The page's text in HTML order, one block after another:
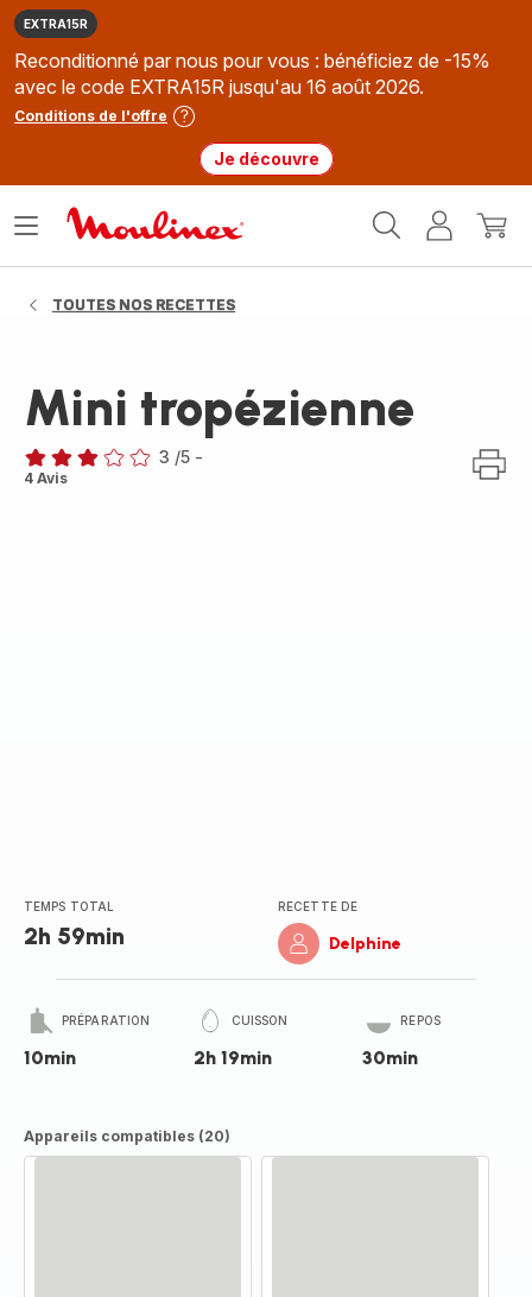
EXTRA15R
Reconditionné par nous pour vous : bénéficiez de -15%
avec le code EXTRA15R jusqu'au 16 août 2026.
Conditions de l'offre
Je découvre
MonMon
Ouvrir
TOUTES NOS RECETTES
Mini tropézienne
Avis
3 /5 -
4 Avis
TEMPS TOTAL
2h 59min
RECETTE DE
Delphine
PRÉPARATION
10min
CUISSON
2h 19min
REPOS
30min
Appareils compatibles (20)